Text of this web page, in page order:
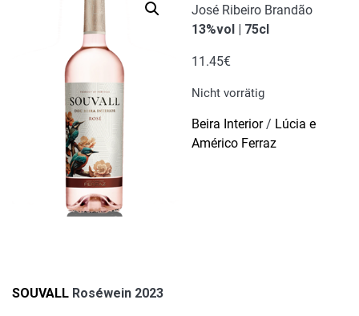
José Ribeiro Brandão
13%vol | 75cl
11.45€
Nicht vorrätig
Beira Interior/ Lúcia e
Américo Ferraz
SOUVALL Roséwein 2023